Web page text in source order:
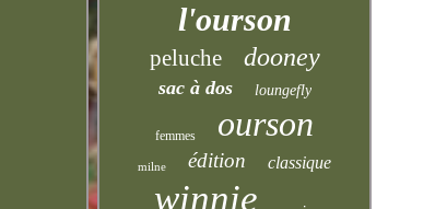
l'ourson
peluche dooney
sac à dos loungefly
femmes ourson
milne édition classique
winnie